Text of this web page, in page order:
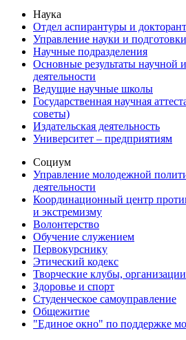
Наука
Отдел аспирантуры и
Управление науки и
Научные подразделения
Основные результаты научной
деятельности
Ведущие научные школы
Государственная научная
советы)
Издательская деятельность
Университет – предприятиям
Социум
Управление молодежной
деятельности
Координационный центр
и экстремизму
Волонтерство
Обучение служением
Первокурснику
Этический кодекс
Творческие клубы, организации
Здоровье и спорт
Студенческое самоуправление
Общежитие
"Единое окно" по поддержке